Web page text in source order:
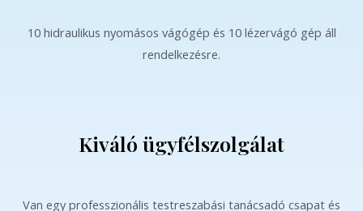
10 hidraulikus nyomásos vágógép és 10 lézervágó gép áll
rendelkezésre.
Kiváló ügyfélszolgálat
Van egy professzionális testreszabási tanácsadó csapat és